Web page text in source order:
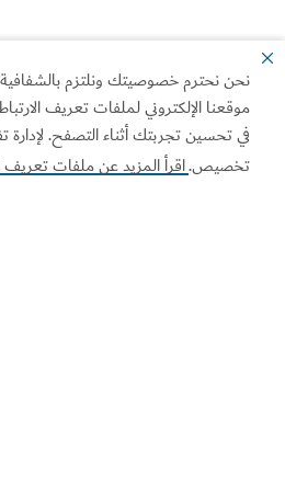
نحن نحترم خصوصيتك ونلتزم
موقعنا الإلكتروني لملفات تعريف
في تحسين تجربتك أثناء التصفح. لإدارة
تخصيص.اقرأ المزيد عن ملفات تعريف